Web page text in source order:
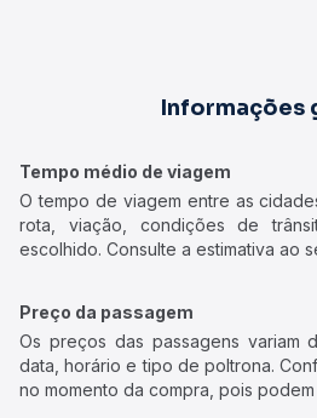
Informações
Tempo médio de viagem
O tempo de viagem entre as
rota, viação, condições de
escolhido. Consulte a estimativa ao
Preço da passagem
Os preços das passagens variam
data, horário e tipo de poltrona.
no momento da compra, pois